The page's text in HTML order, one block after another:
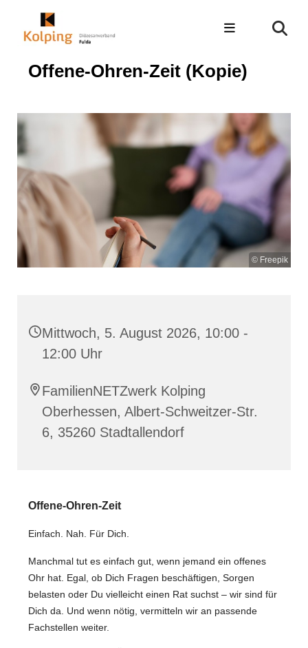
Offene-Ohren-Zeit (Kopie)
© Freepik
Mittwoch, 5. August 2026, 10:00 -
12:00 Uhr
FamilienNETZwerk Kolping
Oberhessen, Albert-Schweitzer-Str.
6, 35260 Stadtallendorf
️Offene-Ohren-Zeit
Einfach. Nah. Für Dich.
Manchmal tut es einfach gut, wenn jemand ein offenes
Ohr hat. Egal, ob Dich Fragen beschäftigen, Sorgen
belasten oder Du vielleicht einen Rat suchst – wir sind für
Dich da. Und wenn nötig, vermitteln wir an passende
Fachstellen weiter.